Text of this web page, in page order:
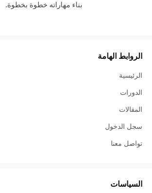
بناء مهاراته خطوة بخطوة.
الروابط الهامة
الرئيسية
الدورات
المقالات
سجل الدخول
تواصل معنا
السياسات